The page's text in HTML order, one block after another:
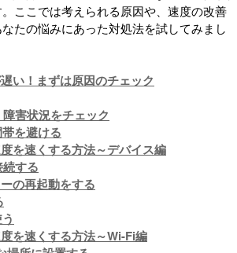
ここでは考えられる原因や、速度の改善
たの悩みにあった対処法を試してみまし
い！まずは原因のチェック
害状況をチェック
を避ける
を速くする方法～デバイス編
する
の再起動をする
を速くする方法～Wi-Fi編